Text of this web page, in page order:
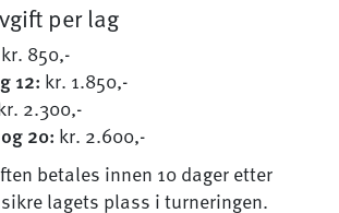
per lag
kr. 850,-
12: kr. 1.850,-
2.300,-
20: kr. 2.600,-
betales innen 10 dager etter
lagets plass i turneringen.